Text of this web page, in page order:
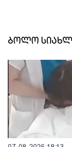
ბოლო